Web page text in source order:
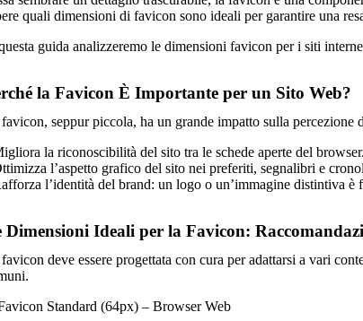
quali dimensioni di favicon sono ideali per garantire una
guida analizzeremo le dimensioni favicon per i siti
la Favicon È Importante per un Sito Web?
seppur piccola, ha un grande impatto sulla percezione
la riconoscibilità del sito tra le schede aperte del browser.
l’aspetto grafico del sito nei preferiti, segnalibri e
l’identità del brand: un logo o un’immagine distintiva
Dimensioni Ideali per la Favicon:
deve essere progettata con cura per adattarsi a vari
Standard (64px) – Browser Web